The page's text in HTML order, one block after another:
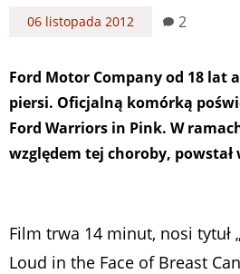
06 listopada 2012 2
Ford Motor Company od 18 lat
piersi. Oficjalną komórką
Ford Warriors in Pink. W
względem tej choroby,
Film trwa 14 minut, nosi tytuł
Loud in the Face of Breast